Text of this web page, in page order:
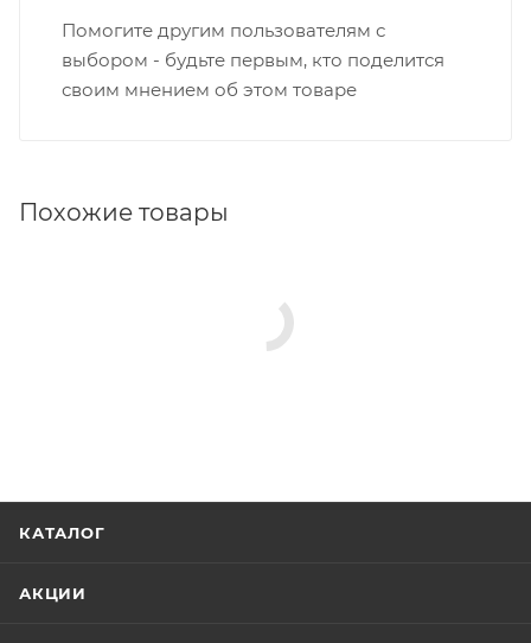
Помогите другим пользователям с
выбором - будьте первым, кто поделится
своим мнением об этом товаре
Похожие товары
КАТАЛОГ
АКЦИИ